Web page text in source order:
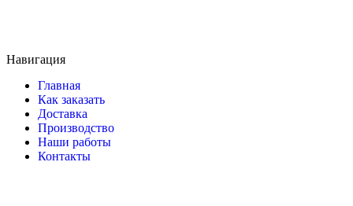
Навигация
Главная
Как заказать
Доставка
Производство
Наши работы
Контакты